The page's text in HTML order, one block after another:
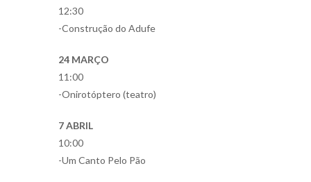
12:30
-Construção do Adufe
24 MARÇO
11:00
-Onirotóptero (teatro)
7 ABRIL
10:00
-Um Canto Pelo Pão